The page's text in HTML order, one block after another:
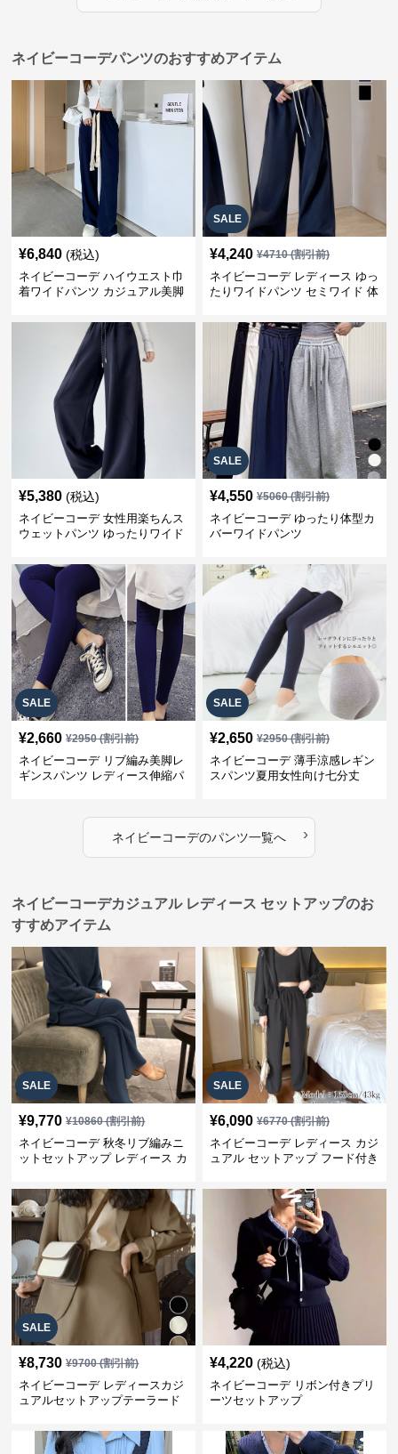
ネイビーコーデパンツのおすすめアイテム
¥6,840 (税込)
ネイビーコーデ ハイウエスト巾
着ワイドパンツ カジュアル美脚
SALE
¥4,240 ¥4710(割引前)
ネイビーコーデ レディース ゆっ
たりワイドパンツ セミワイド 体
¥5,380 (税込)
ネイビーコーデ 女性用楽ちんス
ウェットパンツ ゆったりワイド
SALE
¥4,550 ¥5060(割引前)
ネイビーコーデ ゆったり体型カ
バーワイドパンツ
SALE
¥2,660 ¥2950(割引前)
ネイビーコーデ リブ編み美脚レ
ギンスパンツ レディース伸縮パ
SALE
¥2,650 ¥2950(割引前)
ネイビーコーデ 薄手涼感レギン
スパンツ夏用女性向け七分丈
ネイビーコーデのパンツ一覧へ ›
ネイビーコーデカジュアル レディース セットアップのお
すすめアイテム
SALE
¥9,770 ¥10860(割引前)
ネイビーコーデ 秋冬リブ編みニ
ットセットアップ レディース カ
SALE
¥6,090 ¥6770(割引前)
ネイビーコーデ レディース カジ
ュアル セットアップ フード付き
SALE
¥8,730 ¥9700(割引前)
ネイビーコーデ レディースカジ
ュアルセットアップテーラード
¥4,220 (税込)
ネイビーコーデ リボン付きプリ
ーツセットアップ